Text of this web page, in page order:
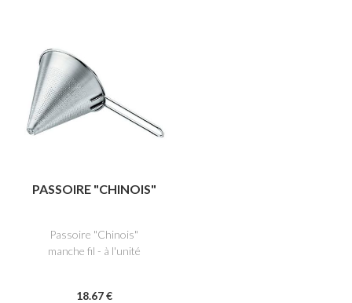
PASSOIRE "CHINOIS"
Passoire "Chinois"
manche fil - à l'unité
18.67 €